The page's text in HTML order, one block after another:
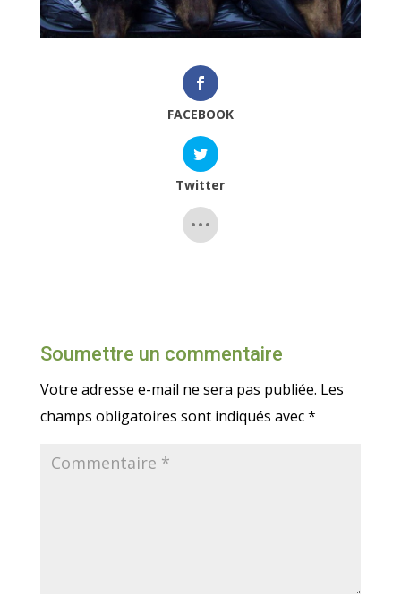
FACEBOOK
Twitter
Soumettre un commentaire
Votre adresse e-mail ne sera pas publiée. Les
champs obligatoires sont indiqués avec*